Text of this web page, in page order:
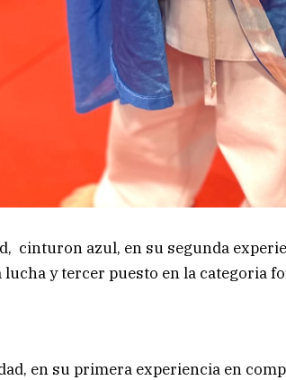
cinturon azul, en su segunda
lucha y tercer puesto en la categoria
en su primera experiencia en